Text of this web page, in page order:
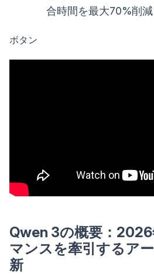
合時間を最大70%削減
ボタン
Qwen 3の概要：
マンスを牽引するア
新